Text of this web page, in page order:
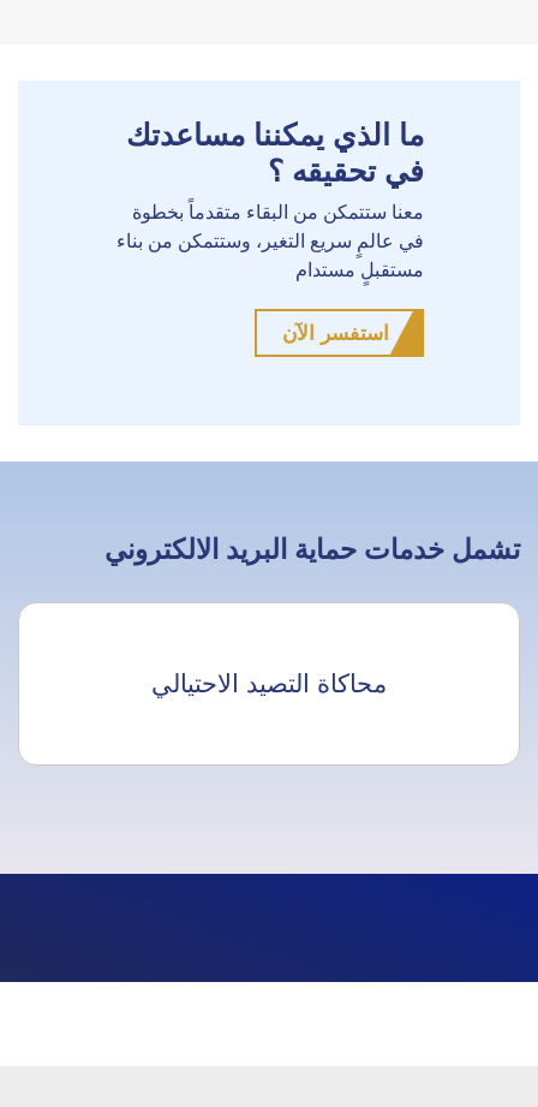
ما الذي يمكننا مساعدتك
في تحقيقه ؟
معنا ستتمكن من البقاء متقدماً بخطوة
في عالمٍ سريع التغير، وستتمكن من بناء
مستقبلٍ مستدام
استفسر الآن
تشمل خدمات حماية البريد الالكتروني
محاكاة التصيد الاحتيالي